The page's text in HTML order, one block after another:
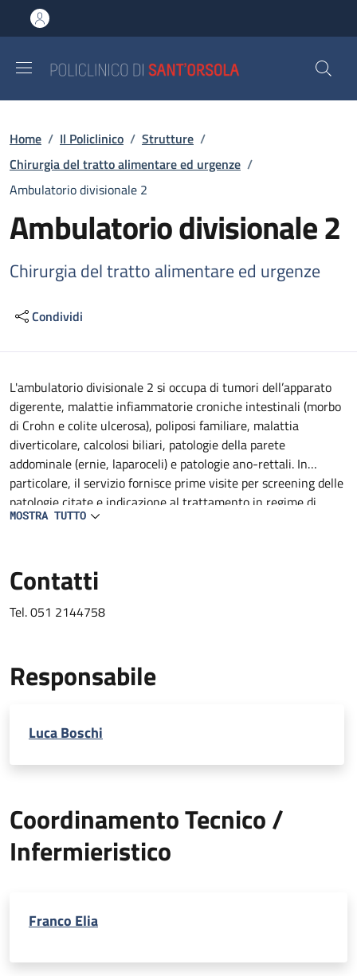
al contenuto principale
to footer content
Briciole di pane
Home / Il Policlinico / Strutture /
Chirurgia del tratto alimentare ed urgenze /
Ambulatorio divisionale 2
Ambulatorio divisionale 2
Chirurgia del tratto alimentare ed urgenze
Condividi
Descrizione
L'ambulatorio divisionale 2 si occupa di tumori dell’apparato
digerente, malattie infiammatorie croniche intestinali (morbo
di Crohn e colite ulcerosa), poliposi familiare, malattia
diverticolare, calcolosi biliari, patologie della parete
addominale (ernie, laparoceli) e patologie ano-rettali. In
particolare, il servizio fornisce prime visite per screening delle
patologie citate e indicazione al trattamento in regime di
ricovero, Day Surgery, amulatoriale ed inserimento nelle
MOSTRA TUTTO
Contatti
Tel. 051 2144758
Responsabile
Luca Boschi
Coordinamento Tecnico /
Infermieristico
Franco Elia